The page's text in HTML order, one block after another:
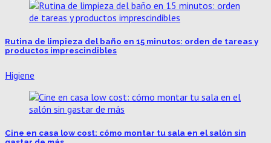
Rutina de limpieza del baño en 15 minutos: orden de tareas y
productos imprescindibles
Higiene
Cine en casa low cost: cómo montar tu sala en el salón sin